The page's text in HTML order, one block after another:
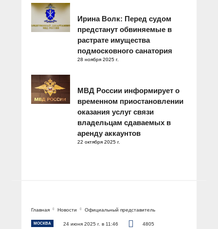
Ирина Волк: Перед судом
предстанут обвиняемые в
растрате имущества
подмосковного санатория
28 ноября 2025 г.
МВД России информирует о
временном приостановлении
оказания услуг связи
владельцам сдаваемых в
аренду аккаунтов
22 октября 2025 г.
Главная Новости Официальный представитель
МОСКВА 24 июня 2025 г. в 11:46 4805